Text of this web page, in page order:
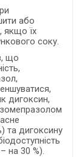
або
якщо їх
соку.
що
дигоксин,
та дигоксину
на 30 %).